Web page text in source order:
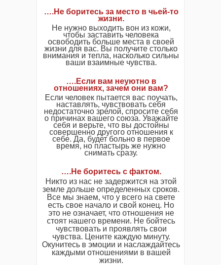
….Не боритесь за место в чьей-то
жизни.
Не нужно выходить вон из кожи,
чтобы заставить человека
освободить больше места в своей
жизни для вас. Вы получите столько
внимания и тепла, насколько сильны
ваши взаимные чувства.
….Если вам неуютно в
отношениях, зачем они вам?
Если человек пытается вас поучать,
наставлять, чувствовать себя
недостаточно зрелой, спросите себя
о причинах вашего союза. Уважайте
себя и верьте, что вы достойны
совершенно другого отношения к
себе. Да, будет больно в первое
время, но пластырь же нужно
снимать сразу.
….Не боритесь с фактом.
Никто из нас не задержится на этой
земле дольше определенных сроков.
Все мы знаем, что у всего на свете
есть свое начало и свой конец. Но
это не означает, что отношения не
стоят нашего времени. Не бойтесь
чувствовать и проявлять свои
чувства. Цените каждую минуту.
Окунитесь в эмоции и наслаждайтесь
каждыми отношениями в вашей
жизни.